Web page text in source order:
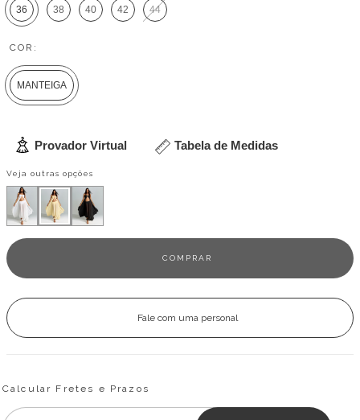
36 38 40 42 44
COR:
MANTEIGA
Provador Virtual Tabela de Medidas
Veja outras opções
Fale com uma personal
Entregas para o CEP:
Calcular Fretes e Prazos